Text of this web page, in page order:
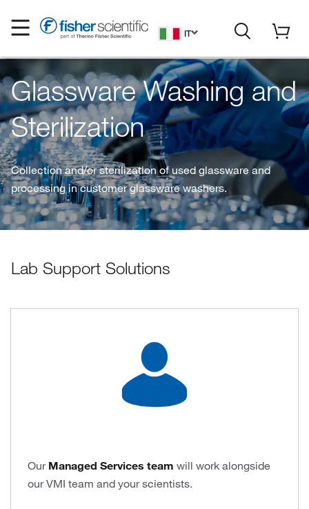
IT
Glassware Washing and
Sterilization
Collection and/or sterilization of used glassware and
processing in customer glassware washers.
Lab Support Solutions
Our Managed Services team will work alongside
our VMI team and your scientists.